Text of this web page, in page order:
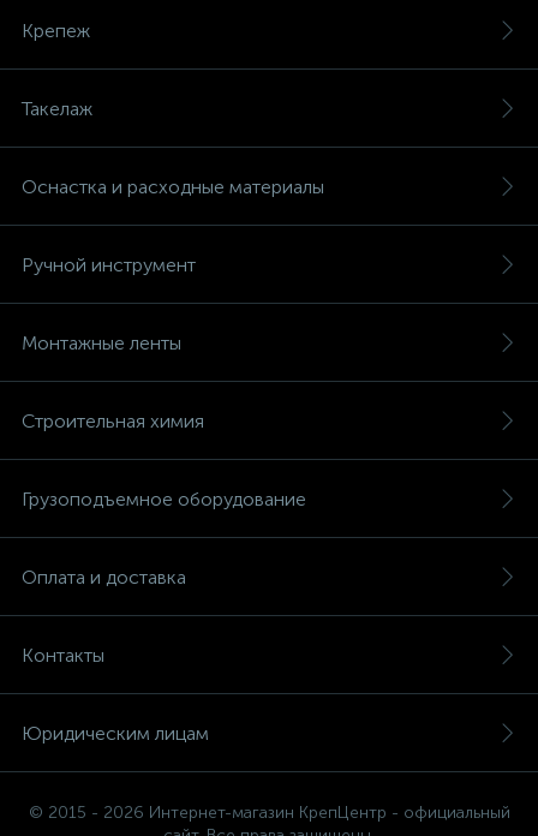
Крепеж
Такелаж
Оснастка и расходные материалы
Ручной инструмент
Монтажные ленты
Строительная химия
Грузоподъемное оборудование
Оплата и доставка
Контакты
Юридическим лицам
© 2015 - 2026 Интернет-магазин КрепЦентр - официальный